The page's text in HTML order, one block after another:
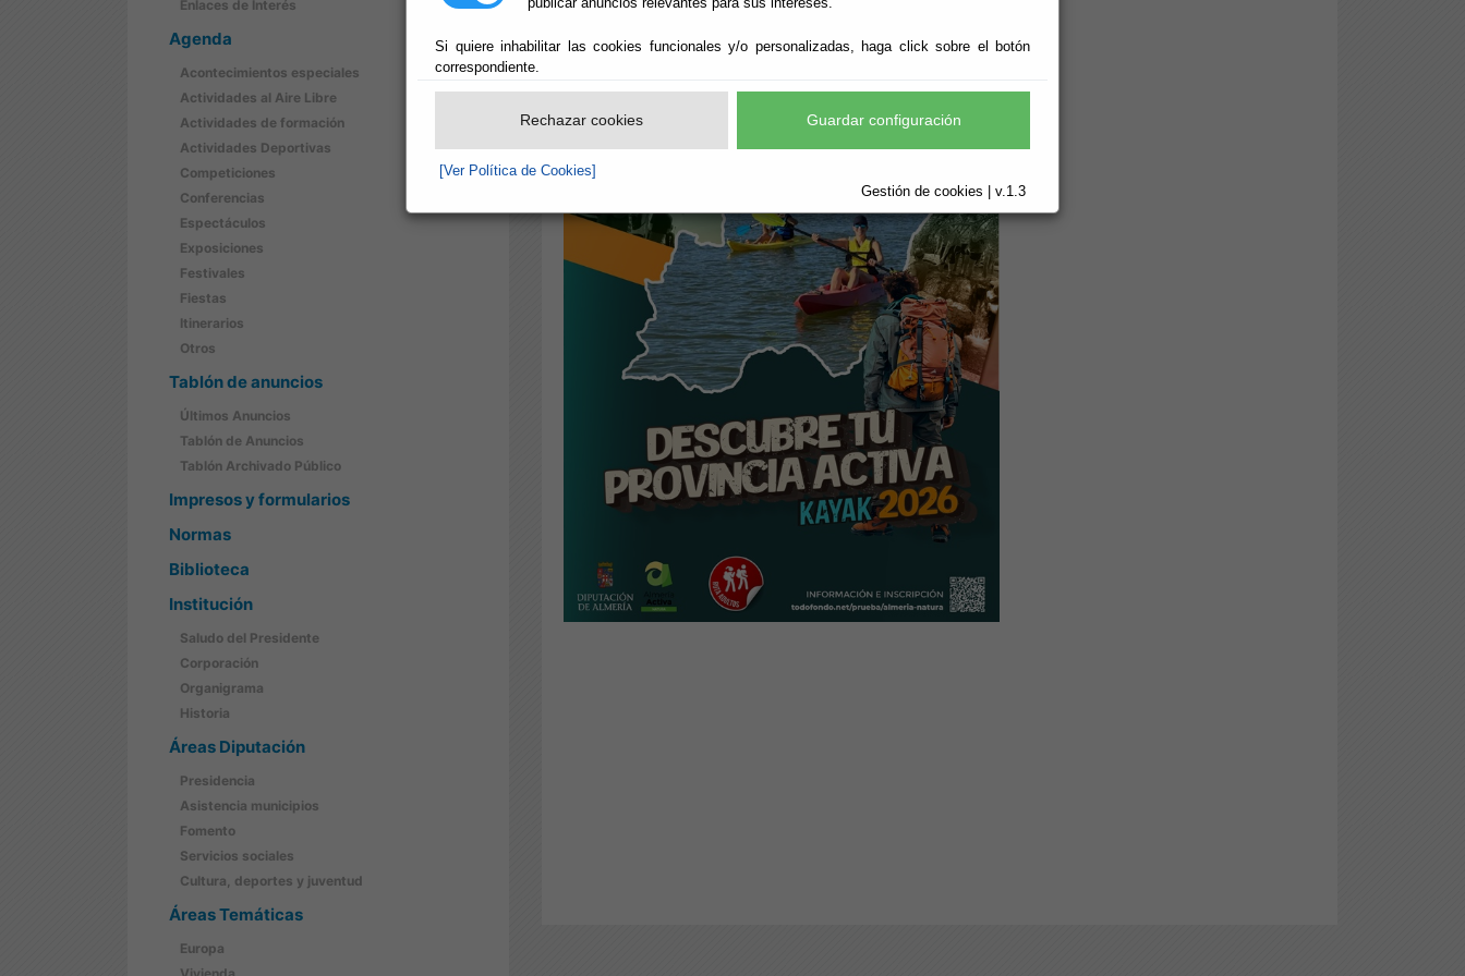
Si quiere inhabilitar las cookies funcionales y/o personalizadas, haga click sobre el botón
correspondiente.
Rechazar cookies Guardar configuración
[Ver Política de Cookies]
Gestión de cookies | v.1.3
Enlaces de Interés
Agenda
Acontecimientos especiales
Actividades al Aire Libre
Actividades de formación
Actividades Deportivas
Competiciones
Conferencias
Espectáculos
Exposiciones
Festivales
Fiestas
Itinerarios
Otros
Tablón de anuncios
Últimos Anuncios
Tablón de Anuncios
Tablón Archivado Público
Impresos y formularios
Normas
Biblioteca
Institución
Saludo del Presidente
Corporación
Organigrama
Historia
Áreas Diputación
Presidencia
Asistencia municipios
Fomento
Servicios sociales
Cultura, deportes y juventud
Áreas Temáticas
Europa